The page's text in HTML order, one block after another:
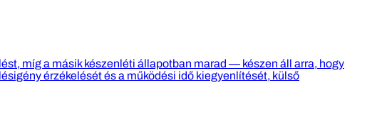
míg a másik készenléti állapotban marad — készen áll arra, hogy
érzékelését és a működési idő kiegyenlítését, külső